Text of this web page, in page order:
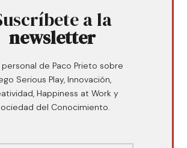
a la
newsletter
personal de Paco Prieto sobre
Serious Play, Innovación,
Happiness at Work y
del Conocimiento.